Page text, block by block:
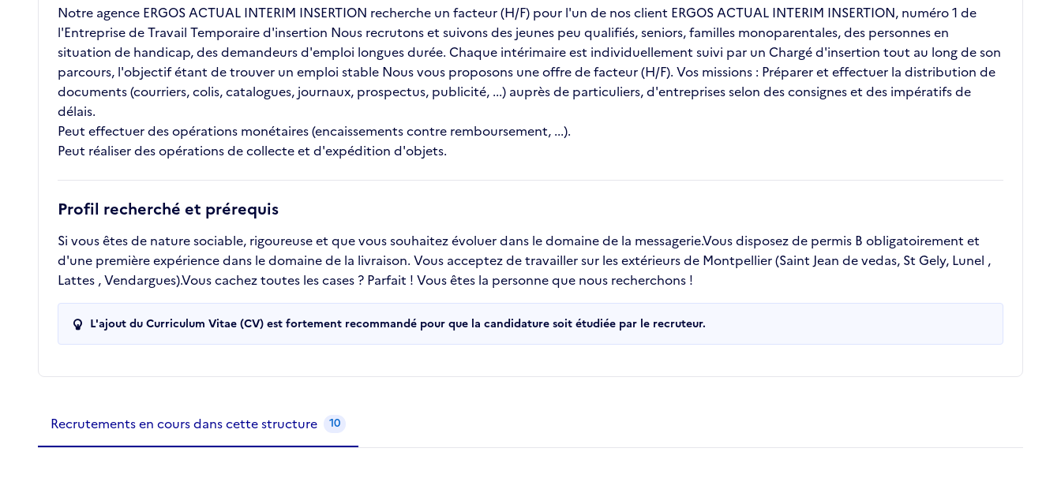
Notre agence ERGOS ACTUAL INTERIM INSERTION recherche un facteur (H/F) pour l'un de nos client ERGOS ACTUAL INTERIM INSERTION, numéro 1 de
l'Entreprise de Travail Temporaire d'insertion Nous recrutons et suivons des jeunes peu qualifiés, seniors, familles monoparentales, des personnes en
situation de handicap, des demandeurs d'emploi longues durée. Chaque intérimaire est individuellement suivi par un Chargé d'insertion tout au long de son
parcours, l'objectif étant de trouver un emploi stable Nous vous proposons une offre de facteur (H/F). Vos missions : Préparer et effectuer la distribution de
documents (courriers, colis, catalogues, journaux, prospectus, publicité, ...) auprès de particuliers, d'entreprises selon des consignes et des impératifs de
délais.
Peut effectuer des opérations monétaires (encaissements contre remboursement, ...).
Peut réaliser des opérations de collecte et d'expédition d'objets.
Profil recherché et prérequis
Si vous êtes de nature sociable, rigoureuse et que vous souhaitez évoluer dans le domaine de la messagerie.Vous disposez de permis B obligatoirement et
d'une première expérience dans le domaine de la livraison. Vous acceptez de travailler sur les extérieurs de Montpellier (Saint Jean de vedas, St Gely, Lunel ,
Lattes , Vendargues).Vous cachez toutes les cases ? Parfait ! Vous êtes la personne que nous recherchons !
L'ajout du Curriculum Vitae (CV) est fortement recommandé pour que la candidature soit étudiée par le recruteur.
Recrutements de la structure
Recrutements en cours dans cette structure 10